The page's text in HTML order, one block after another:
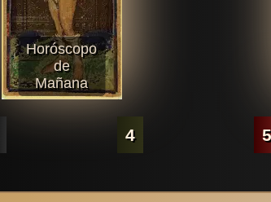
Horóscopo
de
Mañana
4 5